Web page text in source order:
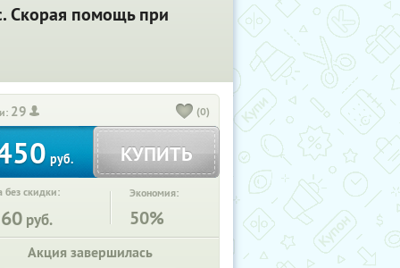
Скорая помощь при
29 (0)
руб. КУПИТЬ
без скидки:
руб.
Экономия:
50%
Акция завершилась